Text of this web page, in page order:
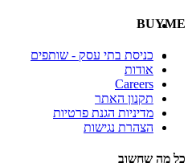
BUYME
כניסת בתי עסק - שותפים
אודות
Careers
תקנון האתר
מדיניות הגנת פרטיות
הצהרת נגישות
כל מה שחשוב